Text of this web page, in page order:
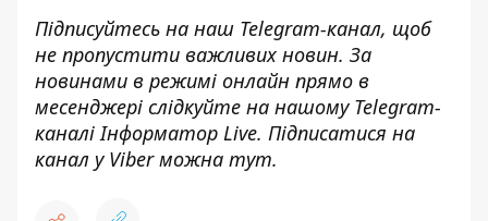
Підписуйтесь на наш Telegram-канал, щоб
не пропустити важливих новин. За
новинами в режимі онлайн прямо в
месенджері слідкуйте на нашому Telegram-
каналіІнформатор Live. Підписатися на
канал у Viber можна тут.